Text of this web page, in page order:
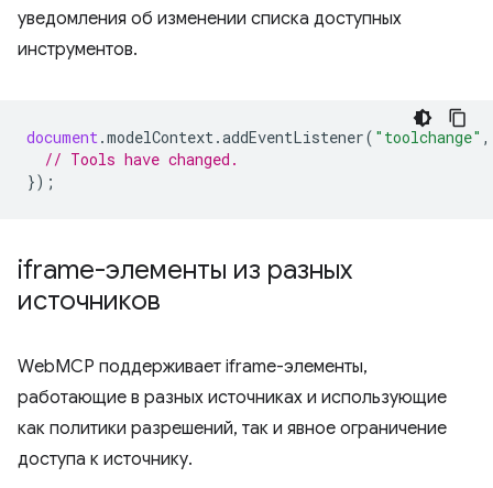
уведомления об изменении списка доступных
инструментов.
document.modelContext.addEventListener( "toolchange" ,
// Tools have changed.
});
iframe-элементы из разных
источников
WebMCP поддерживает iframe-элементы,
работающие в разных источниках и использующие
как политики разрешений, так и явное ограничение
доступа к источнику.